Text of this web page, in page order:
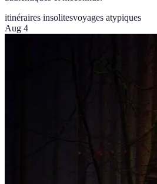
itinéraires insolitesvoyages atypiques
Aug 4